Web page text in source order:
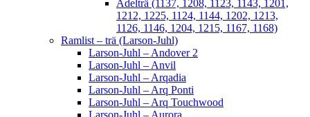
Ädelträ (1137, 1208, 1123, 1143, 1201,
1212, 1225, 1124, 1144, 1202, 1213,
1126, 1146, 1204, 1215, 1167, 1168)
Ramlist – trä (Larson-Juhl)
Larson-Juhl – Andover 2
Larson-Juhl – Anvil
Larson-Juhl – Arqadia
Larson-Juhl – Arq Ponti
Larson-Juhl – Arq Touchwood
Larson-Juhl – Aurora